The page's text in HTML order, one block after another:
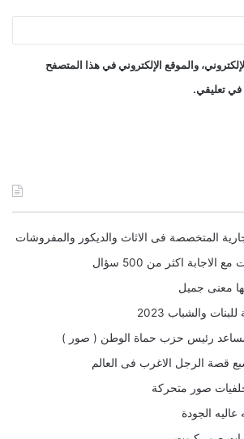
والموقع الإلكتروني في هذا المتصفح
في تعليقي.
المتخصصة فى الاثاث والديكور والمفروشات
اكثر من 500 سؤال
معنى جميل
والشباب 2023
مساعد رئيس حزب حماة الوطن ( صور )
قصة الرجل الاغرب فى العالم
صور متحركة
الجودة